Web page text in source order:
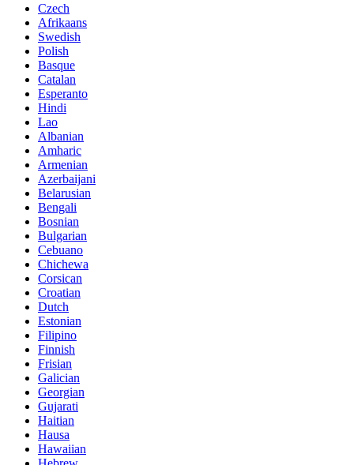
Czech
Afrikaans
Swedish
Polish
Basque
Catalan
Esperanto
Hindi
Lao
Albanian
Amharic
Armenian
Azerbaijani
Belarusian
Bengali
Bosnian
Bulgarian
Cebuano
Chichewa
Corsican
Croatian
Dutch
Estonian
Filipino
Finnish
Frisian
Galician
Georgian
Gujarati
Haitian
Hausa
Hawaiian